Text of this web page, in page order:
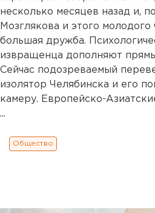
несколько месяцев назад и,
Мозглякова и этого молодого
большая дружба.
извращенца дополняют
Сейчас подозреваемый
изолятор Челябинска и его
камеру. Европейско-
...
Общество